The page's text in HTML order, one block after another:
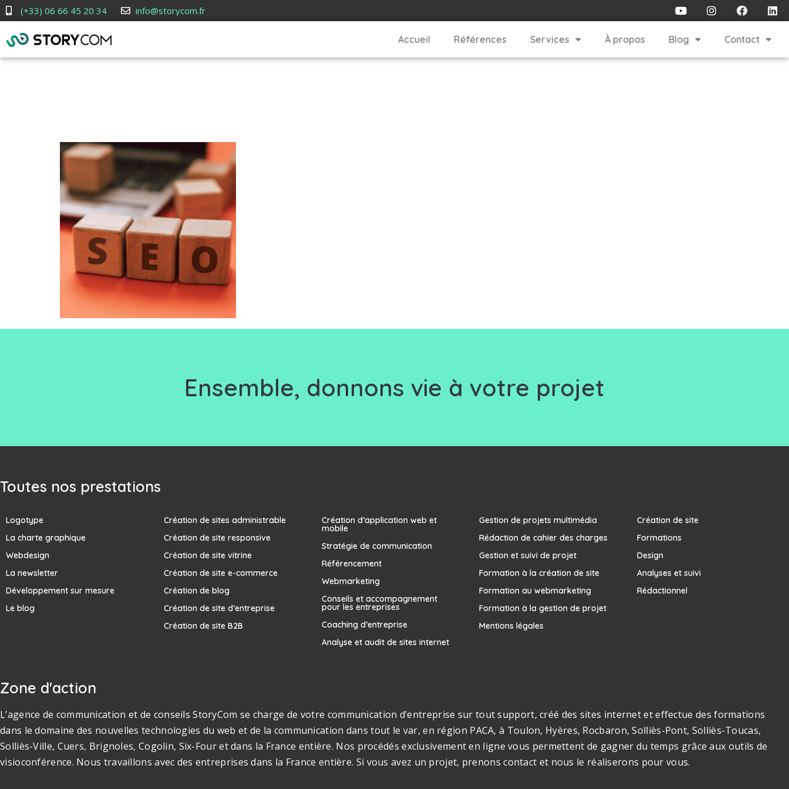
(+33) 06 66 45 20 34 info@storycom.fr
Accueil Références Services À propos Blog Contact
Ensemble, donnons vie à votre projet
Toutes nos prestations
Logotype
La charte graphique
Webdesign
La newsletter
Développement sur mesure
Le blog
Création de sites administrable
Création de site responsive
Création de site vitrine
Création de site e-commerce
Création de blog
Création de site d’entreprise
Création de site B2B
Création d’application web et
mobile
Stratégie de communication
Référencement
Webmarketing
Conseils et accompagnement
pour les entreprises
Coaching d’entreprise
Analyse et audit de sites internet
Gestion de projets multimédia
Rédaction de cahier des charges
Gestion et suivi de projet
Formation à la création de site
Formation au webmarketing
Formation à la gestion de projet
Mentions légales
Création de site
Formations
Design
Analyses et suivi
Rédactionnel
Zone d'action
L’agence de communication et de conseils StoryCom se charge de votre communication d’entreprise sur tout support, créé des sites internet et effectue des formations
dans le domaine des nouvelles technologies du web et de la communication dans tout le var, en région PACA, à Toulon, Hyères, Rocbaron, Solliès-Pont, Solliès-Toucas,
Solliès-Ville, Cuers, Brignoles, Cogolin, Six-Four et dans la France entière. Nos procédés exclusivement en ligne vous permettent de gagner du temps grâce aux outils de
visioconférence. Nous travaillons avec des entreprises dans la France entière. Si vous avez un projet, prenons contact et nous le réaliserons pour vous.